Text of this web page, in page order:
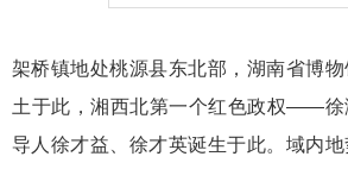
架桥镇地处桃源县东北部，湖南省博
土于此，湘西北第一个红色政权——徐
导人徐才益、徐才英诞生于此。域内地